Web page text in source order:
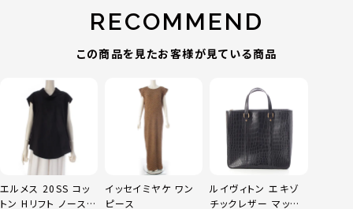
RECOMMEND
この商品を見たお客様が見ている商品
エルメス 20SS コッ
トン Hリフト ノースリ
イッセイミヤケ ワン
ピース
ルイヴィトン エキゾ
チックレザー マット